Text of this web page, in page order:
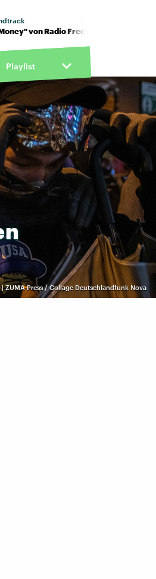
Free Alice · "Lunch Money" von
Playlist
ZUMA Press / Collage Deutschlandfunk Nova